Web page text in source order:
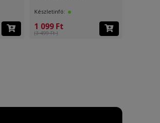
Készletinfó:
1 099 Ft
(3 499 Ft )